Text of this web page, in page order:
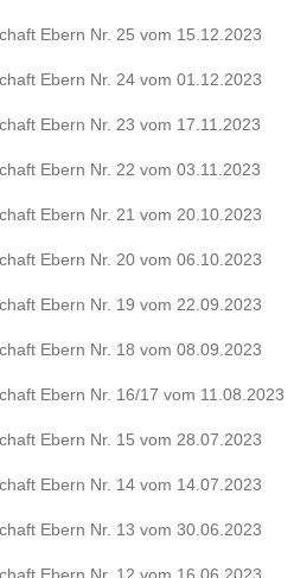
Ebern Nr. 25 vom 15.12.2023
Ebern Nr. 24 vom 01.12.2023
Ebern Nr. 23 vom 17.11.2023
Ebern Nr. 22 vom 03.11.2023
Ebern Nr. 21 vom 20.10.2023
Ebern Nr. 20 vom 06.10.2023
Ebern Nr. 19 vom 22.09.2023
Ebern Nr. 18 vom 08.09.2023
Ebern Nr. 16/17 vom 11.08.2023
Ebern Nr. 15 vom 28.07.2023
Ebern Nr. 14 vom 14.07.2023
Ebern Nr. 13 vom 30.06.2023